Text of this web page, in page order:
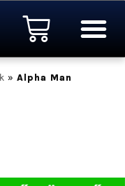
Kosár
» Alpha Man